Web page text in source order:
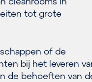
tot grote
of de
bij het leveren
de behoeften van